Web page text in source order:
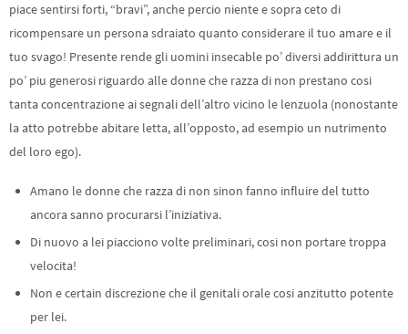
piace sentirsi forti, “bravi”, anche percio niente e sopra ceto di
ricompensare un persona sdraiato quanto considerare il tuo amare e il
tuo svago! Presente rende gli uomini insecable po’ diversi addirittura un
po’ piu generosi riguardo alle donne che razza di non prestano cosi
tanta concentrazione ai segnali dell’altro vicino le lenzuola (nonostante
la atto potrebbe abitare letta, all’opposto, ad esempio un nutrimento
del loro ego).
Amano le donne che razza di non sinon fanno influire del tutto
ancora sanno procurarsi l’iniziativa.
Di nuovo a lei piacciono volte preliminari, cosi non portare troppa
velocita!
Non e certain discrezione che il genitali orale cosi anzitutto potente
per lei.